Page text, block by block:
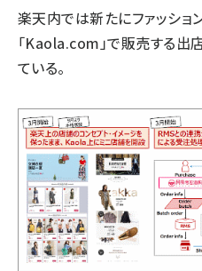
楽天内では新たにファッショ
「Kaola.com」で販売する
ている。